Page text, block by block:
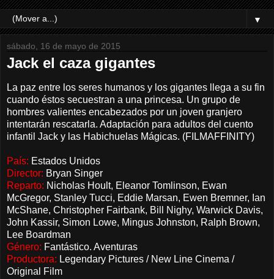
▼
sábado, 16 de mayo de 2015
Jack el caza gigantes
La paz entre los seres humanos y los gigantes llega a su fin
cuando éstos secuestran a una princesa. Un grupo de
hombres valientes encabezados por un joven granjero
intentarán rescatarla. Adaptación para adultos del cuento
infantil Jack y las Habichuelas Mágicas. (FILMAFFINITY)
País: Estados Unidos
Director: Bryan Singer
Reparto: Nicholas Hoult, Eleanor Tomlinson, Ewan
McGregor, Stanley Tucci, Eddie Marsan, Ewen Bremner, Ian
McShane, Christopher Fairbank, Bill Nighy, Warwick Davis,
John Kassir, Simon Lowe, Mingus Johnston, Ralph Brown,
Lee Boardman
Género: Fantástico. Aventuras
Productora: Legendary Pictures / New Line Cinema /
Original Film